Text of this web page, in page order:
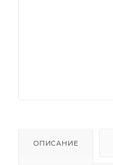
ОПИСАНИЕ